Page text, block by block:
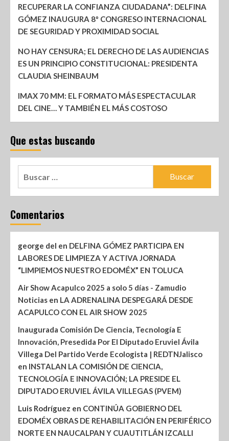
RECUPERAR LA CONFIANZA CIUDADANA”: DELFINA
GÓMEZ INAUGURA 8º CONGRESO INTERNACIONAL
DE SEGURIDAD Y PROXIMIDAD SOCIAL
NO HAY CENSURA; EL DERECHO DE LAS AUDIENCIAS
ES UN PRINCIPIO CONSTITUCIONAL: PRESIDENTA
CLAUDIA SHEINBAUM
IMAX 70 MM: EL FORMATO MÁS ESPECTACULAR
DEL CINE… Y TAMBIÉN EL MÁS COSTOSO
Que estas buscando
Comentarios
george del en DELFINA GÓMEZ PARTICIPA EN
LABORES DE LIMPIEZA Y ACTIVA JORNADA
“LIMPIEMOS NUESTRO EDOMÉX” EN TOLUCA
Air Show Acapulco 2025 a solo 5 días - Zamudio
Noticias en LA ADRENALINA DESPEGARÁ DESDE
ACAPULCO CON EL AIR SHOW 2025
Inaugurada Comisión De Ciencia, Tecnología E
Innovación, Presedida Por El Diputado Eruviel Ávila
Villega Del Partido Verde Ecologista | REDTNJalisco
en INSTALAN LA COMISIÓN DE CIENCIA,
TECNOLOGÍA E INNOVACIÓN; LA PRESIDE EL
DIPUTADO ERUVIEL ÁVILA VILLEGAS (PVEM)
Luis Rodríguez en CONTINÚA GOBIERNO DEL
EDOMÉX OBRAS DE REHABILITACIÓN EN PERIFÉRICO
NORTE EN NAUCALPAN Y CUAUTITLÁN IZCALLI